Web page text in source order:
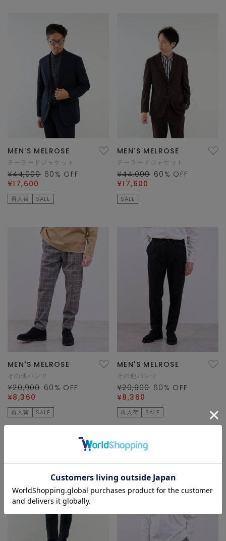
MEN'S MELROSE
テーラードジャケット
¥44,000 60 % OFF
¥17,600
再入荷 SALE
MEN'S MELROSE
テーラードジャケット
¥44,000 60 % OFF
¥17,600
SALE
MEN'S MELROSE
その他パンツ
¥20,900 60 % OFF
¥8,360
再入荷 SALE
MEN'S MELROSE
その他パンツ
¥20,900 60 % OFF
¥8,360
再入荷 SALE